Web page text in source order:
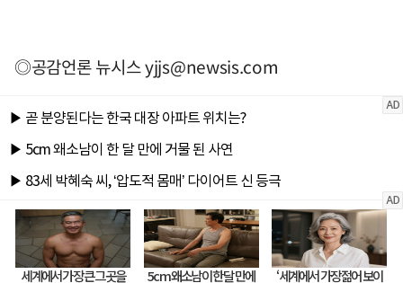
◎공감언론 뉴시스yjjs@newsis.com